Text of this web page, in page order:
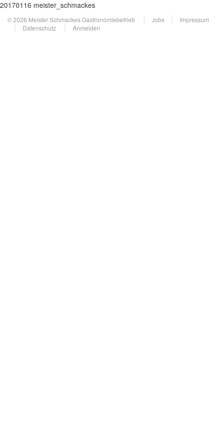
20170116 meister_schmackes
© 2026 Meister Schmackes Gastronomiebetrieb Jobs
Impressum
Datenschutz
Anmelden